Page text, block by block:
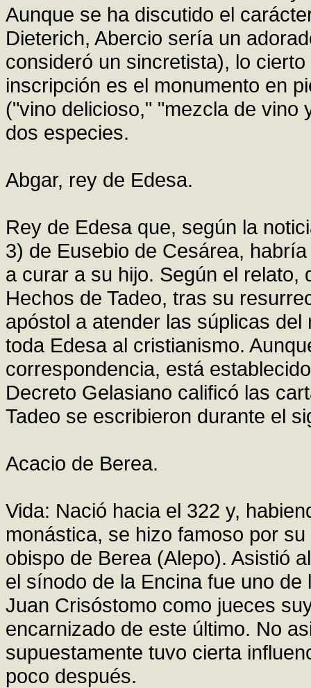
Aunque se ha discutido el
Dieterich, Abercio sería un
consideró un sincretista), lo
inscripción es el monumento en
("vino delicioso," "mezcla de vino
dos especies.
Abgar, rey de Edesa.
Rey de Edesa que, según la
3) de Eusebio de Cesárea,
a curar a su hijo. Según el
Hechos de Tadeo, tras su
apóstol a atender las súplicas
toda Edesa al cristianismo.
correspondencia, está
Decreto Gelasiano calificó las
Tadeo se escribieron durante el
Acacio de Berea.
Vida: Nació hacia el 322 y,
monástica, se hizo famoso por
obispo de Berea (Alepo). Asistió
el sínodo de la Encina fue uno
Juan Crisóstomo como jueces
encarnizado de este último. No
supuestamente tuvo cierta
poco después.